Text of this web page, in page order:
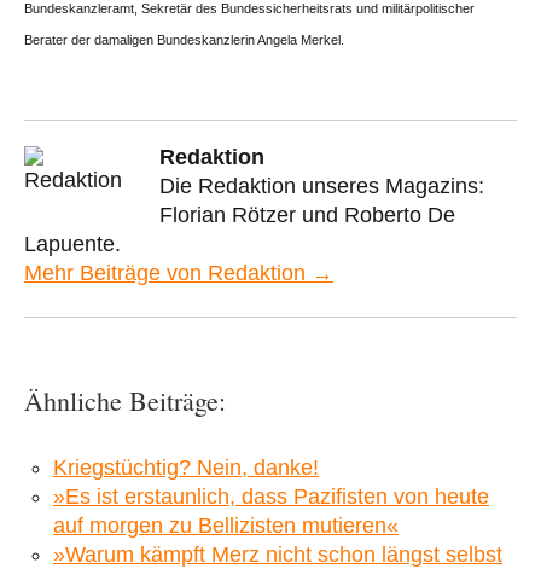
Bundeskanzleramt, Sekretär des Bundessicherheitsrats und militärpolitischer
Berater der damaligen Bundeskanzlerin Angela Merkel.
Redaktion
Die Redaktion unseres Magazins:
Florian Rötzer und Roberto De
Lapuente.
Mehr Beiträge von Redaktion →
Ähnliche Beiträge:
Kriegstüchtig? Nein, danke!
»Es ist erstaunlich, dass Pazifisten von heute
auf morgen zu Bellizisten mutieren«
»Warum kämpft Merz nicht schon längst selbst